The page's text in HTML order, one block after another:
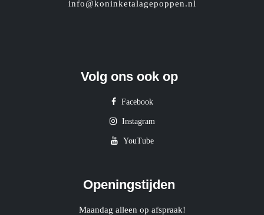
info@koninketalagepoppen.nl
Volg ons ook op
Facebook
Instagram
YouTube
Openingstijden
Maandag alleen op afspraak!